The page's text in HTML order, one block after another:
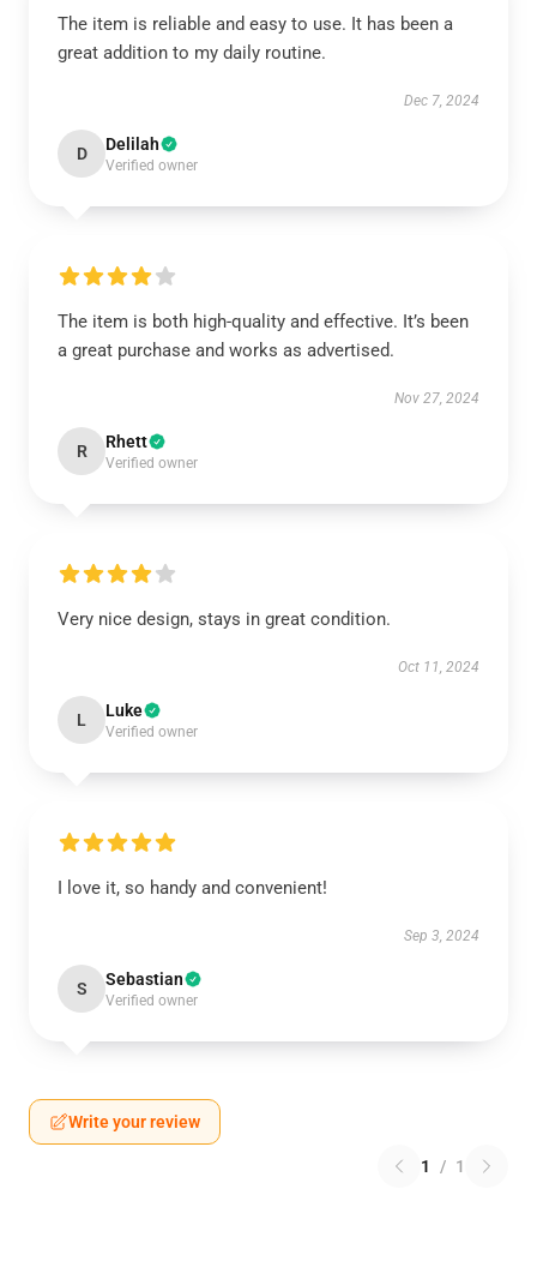
The item is reliable and easy to use. It has been a
great addition to my daily routine.
Dec 7, 2024
D Delilah
Verified owner
The item is both high-quality and effective. It’s been
a great purchase and works as advertised.
Nov 27, 2024
R Rhett
Verified owner
Very nice design, stays in great condition.
Oct 11, 2024
L Luke
Verified owner
I love it, so handy and convenient!
Sep 3, 2024
S Sebastian
Verified owner
Write your review
1 / 1